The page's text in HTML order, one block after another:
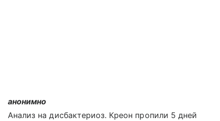
анонимно
Анализ на дисбактериоз. Креон пропили 5 дней